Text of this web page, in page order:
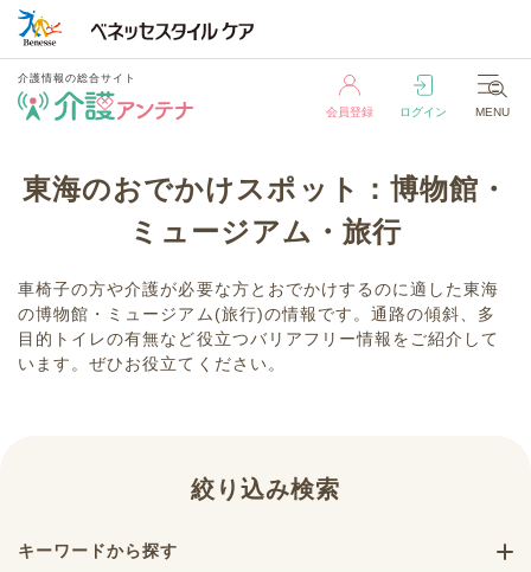
介護情報の総合サイト
会員登録 ログイン MENU
会員登録 ログイン MENU
東海のおでかけスポット：博物館・
ミュージアム・旅行
車椅子の方や介護が必要な方とおでかけするのに適した東海
の博物館・ミュージアム(旅行)の情報です。通路の傾斜、多
目的トイレの有無など役立つバリアフリー情報をご紹介して
います。ぜひお役立てください。
絞り込み検索
キーワードから探す